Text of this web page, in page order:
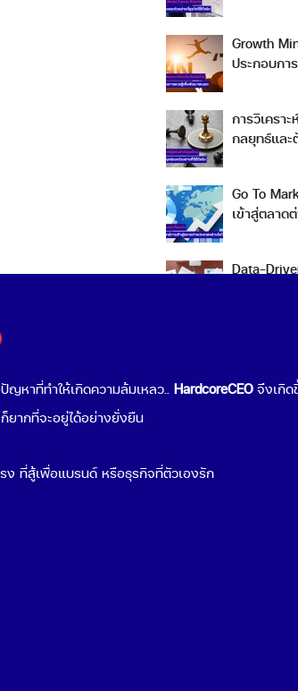
Growth
ประกอบกา
การวิเครา
กลยุทธ์และ
Go To
เข้าสู่ตลาด
Data-
Cloud Computing
ญหาที่ทำให้เกิดความล้มเหลว.. HardcoreCEOจึงเกิด
ยากที่จะอยู่ได้อย่างยั่งยืน
ง ที่สู้เพื่อแบรนด์ หรือธุรกิจที่ตัวเองรัก